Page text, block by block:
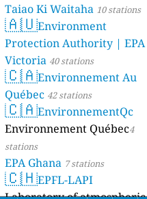
Taiao Ki Waitaha 10 stations
🇦🇺Environment
Protection Authority | EPA
Victoria 40 stations
🇨🇦Environnement Au
Québec 42 stations
🇨🇦EnvironnementQc
Environnement Québec4
stations
EPA Ghana 7 stations
🇨🇭EPFL-LAPI